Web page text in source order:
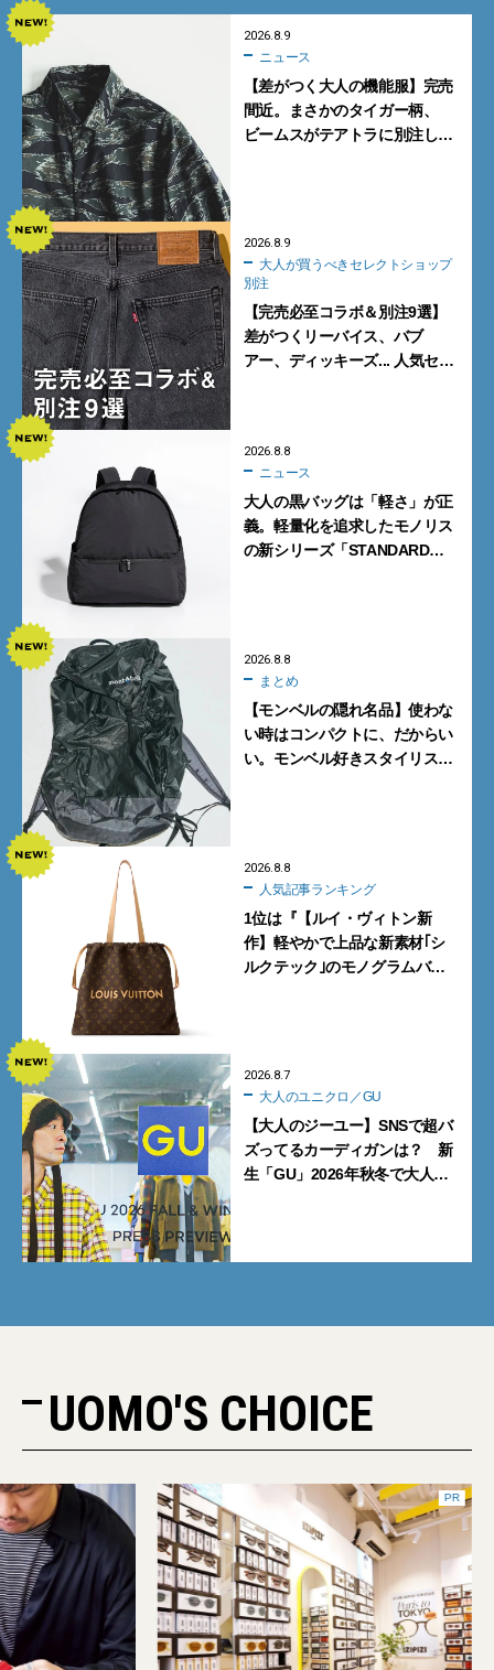
2026.8.9
ニュース
【差がつく大人の機能服】完売
間近。まさかのタイガー柄、
ビームスがテアトラに別注した
2026.8.9
別注
【完売必至コラボ＆別注9選】
差がつくリーバイス、バブ
アー、ディッキーズ... 人気セレ
2026.8.8
ニュース
大人の黒バッグは「軽さ」が正
義。軽量化を追求したモノリス
の新シリーズ「STANDARD
2026.8.8
まとめ
【モンベルの隠れ名品】使わな
い時はコンパクトに、だからい
い。モンベル好きスタイリスト
2026.8.8
人気記事ランキング
1位は『【ルイ・ヴィトン新
作】軽やかで上品な新素材｢シ
ルクテック｣のモノグラムバッ
2026.8.7
大人のユニクロ／GU
【大人のジーユー】SNSで超バ
ズってるカーディガンは？ 新
生「GU」2026年秋冬で大人メ
UOMO'S CHOICE